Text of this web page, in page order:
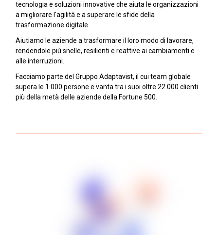
tecnologia e soluzioni innovative che aiuta le organizzazioni
a migliorare l'agilità e a superare le sfide della
trasformazione digitale.
Aiutiamo le aziende a trasformare il loro modo di lavorare,
rendendole più snelle, resilienti e reattive ai cambiamenti e
alle interruzioni.
Facciamo parte del Gruppo Adaptavist, il cui team globale
supera le 1.000 persone e vanta tra i suoi oltre 22.000 clienti
più della metà delle aziende della Fortune 500.